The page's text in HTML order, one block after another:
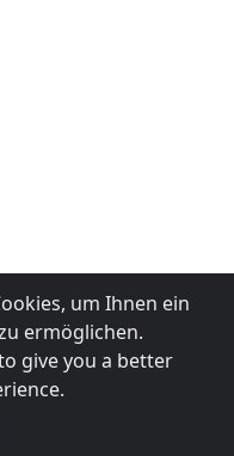
um Ihnen ein
ermöglichen.
give you a better